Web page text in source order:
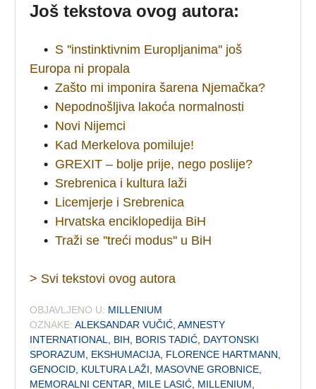
Još tekstova ovog autora:
• S ''instinktivnim Europljanima'' još
Europa ni propala
• Zašto mi imponira šarena Njemačka?
• Nepodnošljiva lakoća normalnosti
• Novi Nijemci
• Kad Merkelova pomiluje!
• GREXIT – bolje prije, nego poslije?
• Srebrenica i kultura laži
• Licemjerje i Srebrenica
• Hrvatska enciklopedija BiH
• Traži se ''treći modus'' u BiH
> Svi tekstovi ovog autora
OBJAVLJENO U: MILLENIUM
OZNAKE: ALEKSANDAR VUČIĆ ,AMNESTY
INTERNATIONAL
BIH BORIS TADIĆ DAYTONSKI
SPORAZUM
EKSHUMACIJA FLORENCE HARTMANN
GENOCID KULTURA LAŽI MASOVNE GROBNICE
MEMORALNI CENTAR
MILE LASIĆ MILLENIUM